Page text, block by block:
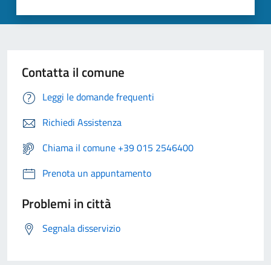
Contatta il comune
Leggi le domande frequenti
Richiedi Assistenza
Chiama il comune +39 015 2546400
Prenota un appuntamento
Problemi in città
Segnala disservizio